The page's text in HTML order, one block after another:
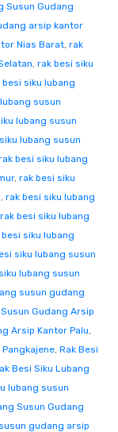
Susun Gudang
arsip kantor
Nias Barat, rak
, rak besi siku
besi siku lubang
susun
lubang susun
lubang susun
besi siku lubang
, rak besi siku
, rak besi siku lubang
rak besi siku lubang
siku lubang
siku lubang susun
lubang susun
susun gudang
Gudang Arsip
Arsip Kantor Palu,
, Rak Besi
Besi Siku Lubang
lubang susun
Susun Gudang
gudang arsip